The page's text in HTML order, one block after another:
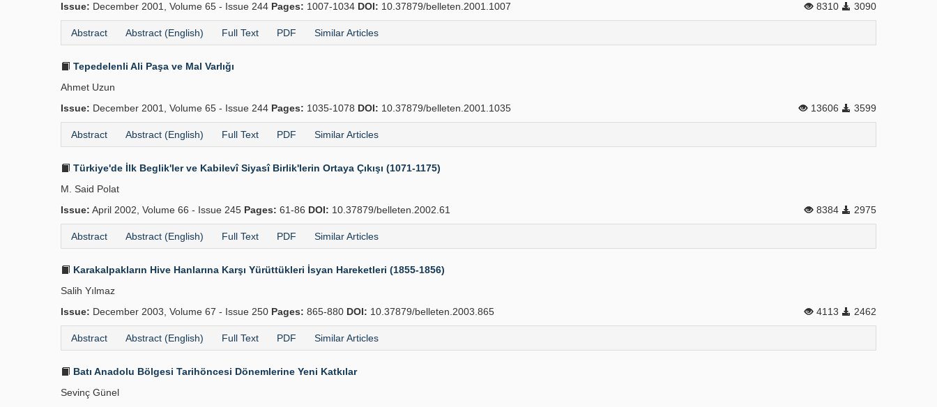
Issue: December 2001, Volume 65 - Issue 244 Pages: 1007-1034 DOI: 10.37879/belleten.2001.1007 8310 3090
Abstract Abstract (English) Full Text PDF Similar Articles
Tepedelenli Ali Paşa ve Mal Varlığı
Ahmet Uzun
Issue: December 2001, Volume 65 - Issue 244 Pages: 1035-1078 DOI: 10.37879/belleten.2001.1035 13606 3599
Abstract Abstract (English) Full Text PDF Similar Articles
Türkiye'de İlk Beglik'ler ve Kabilevî Siyasî Birlik'lerin Ortaya Çıkışı (1071-1175)
M. Said Polat
Issue: April 2002, Volume 66 - Issue 245 Pages: 61-86 DOI: 10.37879/belleten.2002.61 8384 2975
Abstract Abstract (English) Full Text PDF Similar Articles
Karakalpakların Hive Hanlarına Karşı Yürüttükleri İsyan Hareketleri (1855-1856)
Salih Yılmaz
Issue: December 2003, Volume 67 - Issue 250 Pages: 865-880 DOI: 10.37879/belleten.2003.865 4113 2462
Abstract Abstract (English) Full Text PDF Similar Articles
Batı Anadolu Bölgesi Tarihöncesi Dönemlerine Yeni Katkılar
Sevinç Günel